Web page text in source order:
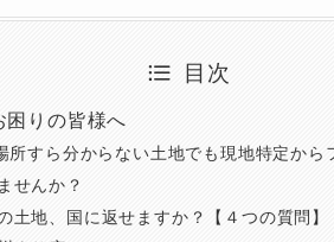
目次
りの皆様へ
すら分からない土地でも現地特定から
せんか？
土地、国に返せますか？【４つの質問】